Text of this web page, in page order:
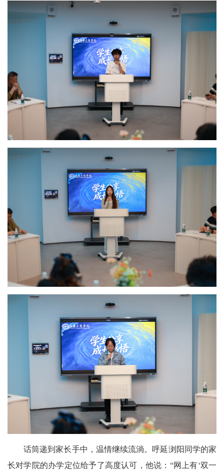
话筒递到家长手中，温情继续流淌。呼延浏阳同学的家
长对学院的办学定位给予了高度认可，他说：“网上有‘双一